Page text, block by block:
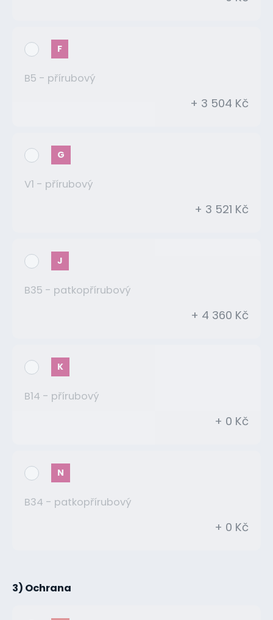
F
B5 - přírubový
+ 3 504 Kč
G
V1 - přírubový
+ 3 521 Kč
J
B35 - patkopřírubový
+ 4 360 Kč
K
B14 - přírubový
+ 0 Kč
N
B34 - patkopřírubový
+ 0 Kč
3) Ochrana